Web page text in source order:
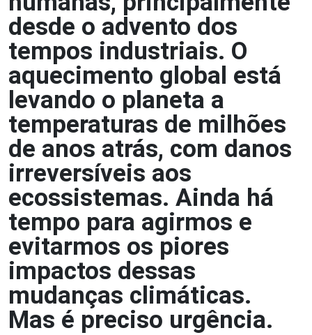
desde o advento dos
tempos industriais. O
aquecimento global está
levando o planeta a
temperaturas de milhões
de anos atrás, com danos
irreversíveis aos
ecossistemas. Ainda há
tempo para agirmos e
evitarmos os piores
impactos dessas
mudanças climáticas.
Mas é preciso urgência.